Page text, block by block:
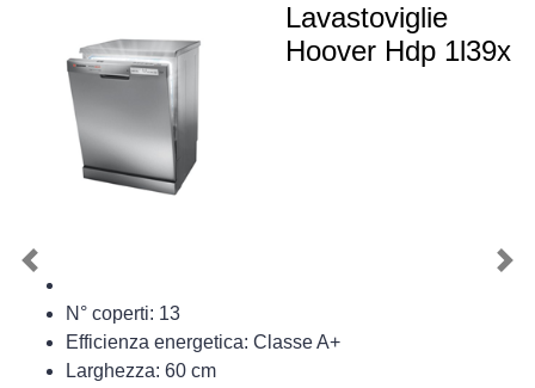
Lavastoviglie
Hoover Hdp 1l39x
N° coperti: 13
Efficienza energetica: Classe A+
Larghezza: 60 cm
Previous